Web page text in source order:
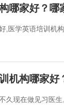
哪家好？哪
,医学英语培训机
机构哪家好
久现在做见习医